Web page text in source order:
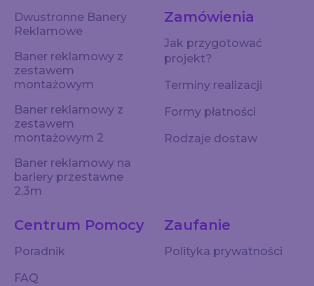
Dwustronne Banery
Reklamowe
Baner reklamowy z
zestawem
montażowym
Baner reklamowy z
zestawem
montażowym 2
Baner reklamowy na
bariery przestawne
2,3m
Centrum Pomocy
Poradnik
FAQ
Zaufanie
Polityka prywatności
Zamówienia
Jak przygotować
projekt?
Terminy realizacji
Formy płatności
Rodzaje dostaw